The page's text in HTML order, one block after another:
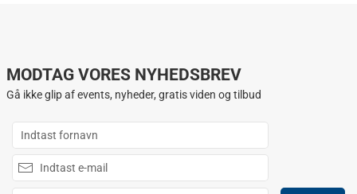
MODTAG VORES NYHEDSBREV
Gå ikke glip af events, nyheder, gratis viden og tilbud